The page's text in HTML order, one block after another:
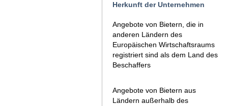
Herkunft der Unternehmen
Angebote von Bietern, die in
anderen Ländern des
Europäischen Wirtschaftsraums
registriert sind als dem Land des
Beschaffers
Angebote von Bietern aus
Ländern außerhalb des